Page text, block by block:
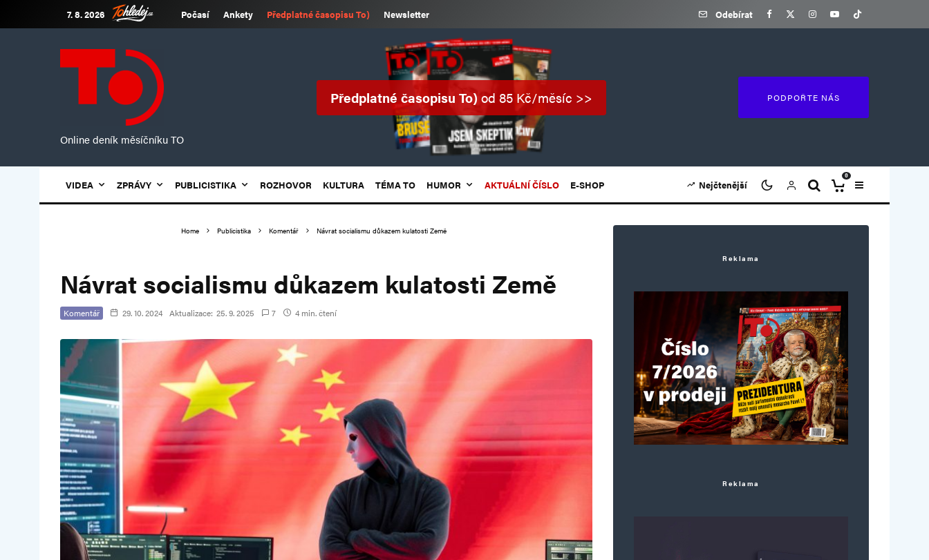
7. 8. 2026 Počasí Ankety Předplatné časopisu To) Newsletter Odebírat
Online deník měsíčníku TO
Předplatné časopisu To)od 85 Kč/měsíc >> PODPOŘTE NÁS
VIDEA ZPRÁVY PUBLICISTIKA ROZHOVOR KULTURA TÉMA TO HUMOR AKTUÁLNÍ ČÍSLO E-SHOP Nejčtenější
0
Home Publicistika Komentář Návrat socialismu důkazem kulatosti Země
Návrat socialismu důkazem kulatosti Země
Komentář 29. 10. 2024 Aktualizace: 25. 9. 2025 7 4 min. čtení
Reklama
Reklama